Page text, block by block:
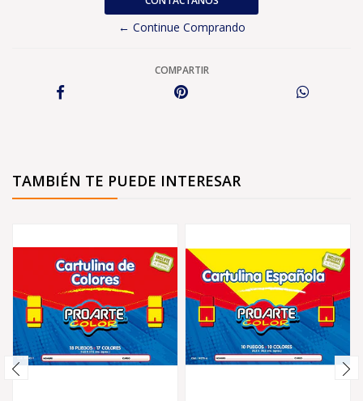
← Continue Comprando
COMPARTIR
TAMBIÉN TE PUEDE INTERESAR